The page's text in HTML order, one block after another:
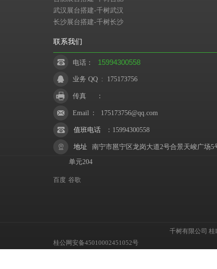
武汉展台搭建-千树武汉
长沙展台搭建-千树长沙
联系我们
电话： 15994300558
业务 QQ : 175173756
传真 ：
Email ： 175173756@qq.com
值班电话 ： 15994300558
地址 南宁市邕宁区龙岗大道2号合景天峻广场5
单元204
百度 谷歌
千树有限公司 桂
桂公网安备45010002451052号